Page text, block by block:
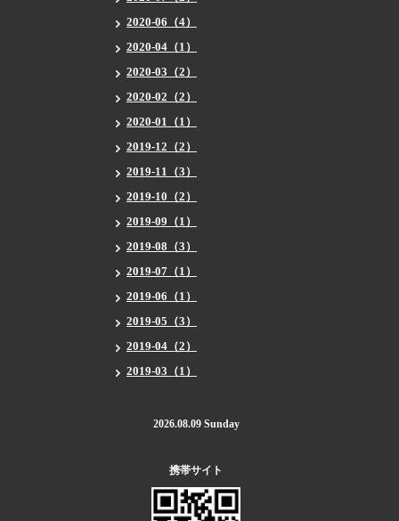
2020-06（4）
2020-04（1）
2020-03（2）
2020-02（2）
2020-01（1）
2019-12（2）
2019-11（3）
2019-10（2）
2019-09（1）
2019-08（3）
2019-07（1）
2019-06（1）
2019-05（3）
2019-04（2）
2019-03（1）
2026.08.09 Sunday
携帯サイト